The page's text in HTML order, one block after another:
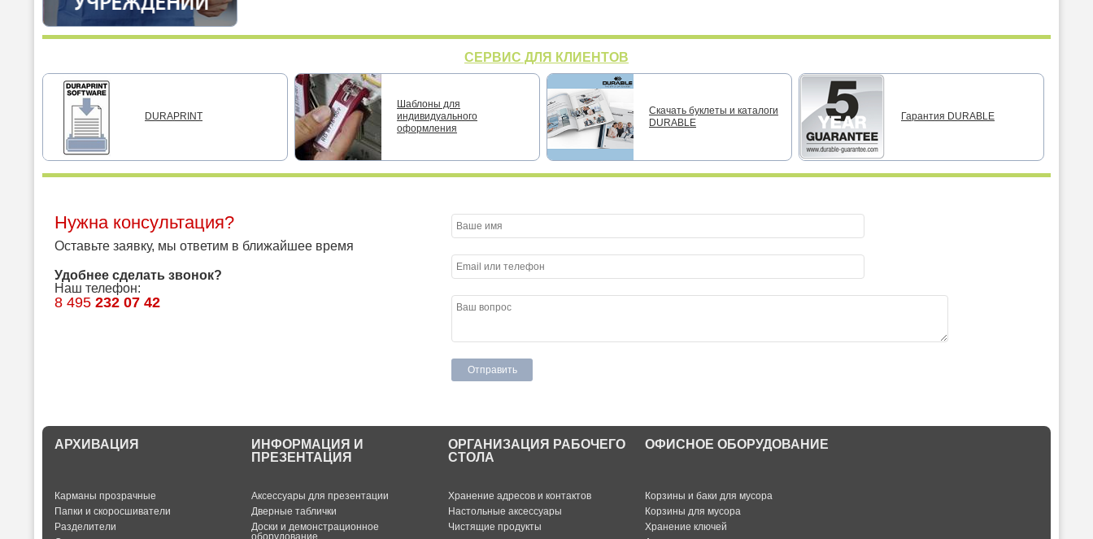
СЕРВИС ДЛЯ КЛИЕНТОВ
DURAPRINT
Шаблоны для
индивидуального
оформления
Скачать буклеты и каталоги
DURABLE
Гарантия DURABLE
Нужна консультация?
Оставьте заявку, мы ответим в ближайшее время
Удобнее сделать звонок?
Наш телефон:
8 495 232 07 42
АРХИВАЦИЯ
Карманы прозрачные
Папки и скоросшиватели
Разделители
ИНФОРМАЦИЯ И
ПРЕЗЕНТАЦИЯ
Аксессуары для презентации
Дверные таблички
Доски и демонстрационное
оборудование
ОРГАНИЗАЦИЯ РАБОЧЕГО
СТОЛА
Хранение адресов и контактов
Настольные аксессуары
Чистящие продукты
ОФИСНОЕ ОБОРУДОВАНИЕ
Корзины и баки для мусора
Корзины для мусора
Хранение ключей